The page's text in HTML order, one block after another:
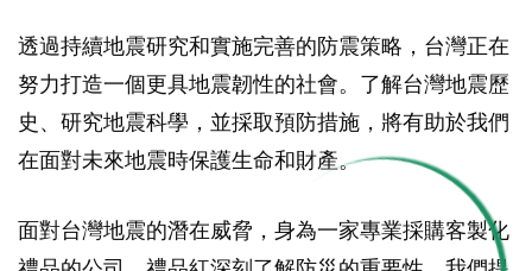
透過持續地震研究和實施完善的防震策略，台灣正在
努力打造一個更具地震韌性的社會。了解台灣地震歷
史、研究地震科學，並採取預防措施，將有助於我們
在面對未來地震時保護生命和財產。
面對台灣地震的潛在威脅，身為一家專業採購客製化